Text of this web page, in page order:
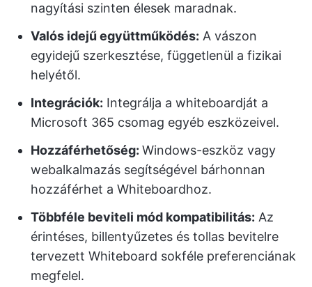
nagyítási szinten élesek maradnak.
Valós idejű együttműködés: A vászon
egyidejű szerkesztése, függetlenül a fizikai
helyétől.
Integrációk: Integrálja a whiteboardját a
Microsoft 365 csomag egyéb eszközeivel.
Hozzáférhetőség: Windows-eszköz vagy
webalkalmazás segítségével bárhonnan
hozzáférhet a Whiteboardhoz.
Többféle beviteli mód kompatibilitás: Az
érintéses, billentyűzetes és tollas bevitelre
tervezett Whiteboard sokféle preferenciának
megfelel.